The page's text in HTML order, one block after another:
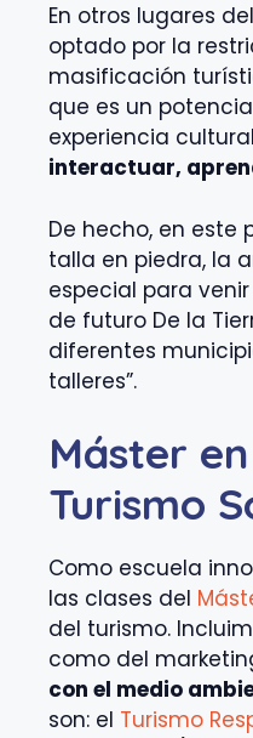
En otros lugares
optado por la
masificación
que es un
experiencia
interactuar,
De hecho, en este
talla en piedra, la
especial para
de futuro De la
diferentes
talleres”.
Máster
Turismo
Como escuela
las clases del
del turismo.
como del
con el medio
son: el Turismo